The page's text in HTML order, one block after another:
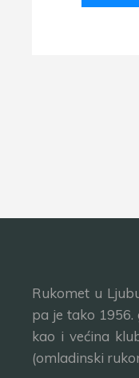
Rukomet u
pa je tako 1956.
kao i većina
(omladinski